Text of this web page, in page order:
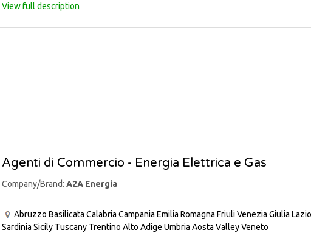
View full description
Agenti di Commercio - Energia Elettrica e Gas
Company/Brand: A2A Energia
Abruzzo Basilicata Calabria Campania Emilia Romagna Friuli Venezia Giulia Lazio
Sardinia Sicily Tuscany Trentino Alto Adige Umbria Aosta ValleyVeneto